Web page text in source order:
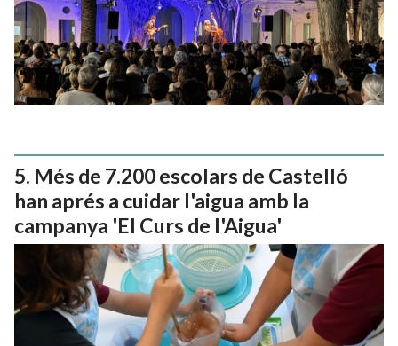
Més de 7.200 escolars de Castelló
han aprés a cuidar l'aigua amb la
campanya 'El Curs de l'Aigua'